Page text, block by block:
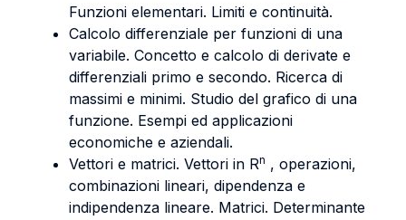
Funzioni elementari. Limiti e continuità.
Calcolo differenziale per funzioni di una
variabile. Concetto e calcolo di derivate e
differenziali primo e secondo. Ricerca di
massimi e minimi. Studio del grafico di una
funzione. Esempi ed applicazioni
economiche e aziendali.
Vettori e matrici. Vettori in Rn , operazioni,
combinazioni lineari, dipendenza e
indipendenza lineare. Matrici. Determinante